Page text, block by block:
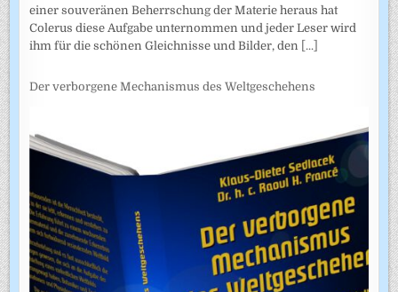
einer souveränen Beherrschung der Materie heraus hat
Colerus diese Aufgabe unternommen und jeder Leser wird
ihm für die schönen Gleichnisse und Bilder, den [...]
Der verborgene Mechanismus des Weltgeschehens